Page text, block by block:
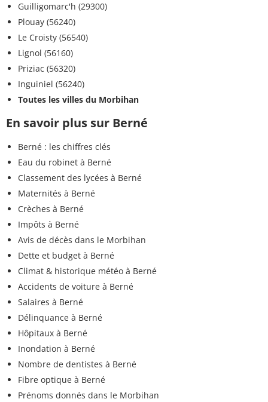
Guilligomarc'h (29300)
Plouay (56240)
Le Croisty (56540)
Lignol (56160)
Priziac (56320)
Inguiniel (56240)
Toutes les villes du Morbihan
En savoir plus sur Berné
Berné : les chiffres clés
Eau du robinet à Berné
Classement des lycées à Berné
Maternités à Berné
Crèches à Berné
Impôts à Berné
Avis de décès dans le Morbihan
Dette et budget à Berné
Climat & historique météo à Berné
Accidents de voiture à Berné
Salaires à Berné
Délinquance à Berné
Hôpitaux à Berné
Inondation à Berné
Nombre de dentistes à Berné
Fibre optique à Berné
Prénoms donnés dans le Morbihan